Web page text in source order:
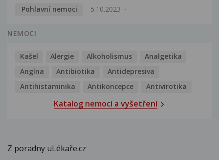
Pohlavní nemoci
5.10.2023
NEMOCI
Kašel Alergie Alkoholismus
Analgetika
Angína
Antibiotika
Antidepresiva
Antihistaminika
Antikoncepce Antivirotika
Katalog nemocí a vyšetření
Z poradny uLékaře.cz